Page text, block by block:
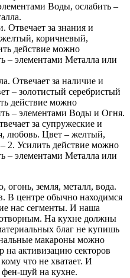
Воды, ослабить –
Отвечает за знания и
коричневый,
действие можно
– элементами Металла или
Отвечает за наличие и
– золотистый серебристый
действие можно
– элементами Воды и Огня.
за супружеские и
любовь. Цвет – желтый,
2. Усилить действие можно
– элементами Металла или
огонь, земля, металл, вода.
В центре обычно находимся
нас сегменты. И наша
На кухне должны
благ не купишь
макароны можно
на активизацию секторов
что не хватает. И
шуй на кухне.